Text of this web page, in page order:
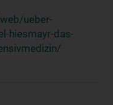
ueber-
hiesmayr-das-